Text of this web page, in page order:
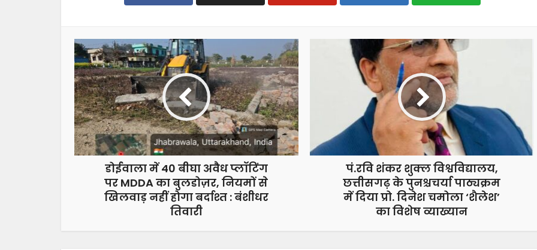
डोईवाला में 40 बीघा अवैध प्लॉटिंग
पर MDDA का बुलडोज़र, नियमों से
खिलवाड़ नहीं होगा बर्दाश्त : बंशीधर
तिवारी
पं.रवि शंकर शुक्ल विश्वविद्यालय,
छत्तीसगढ़ के पुनश्चचर्या पाठ्यक्रम
में दिया प्रो. दिनेश चमोला ‘शैलेश’
का विशेष व्याख्यान